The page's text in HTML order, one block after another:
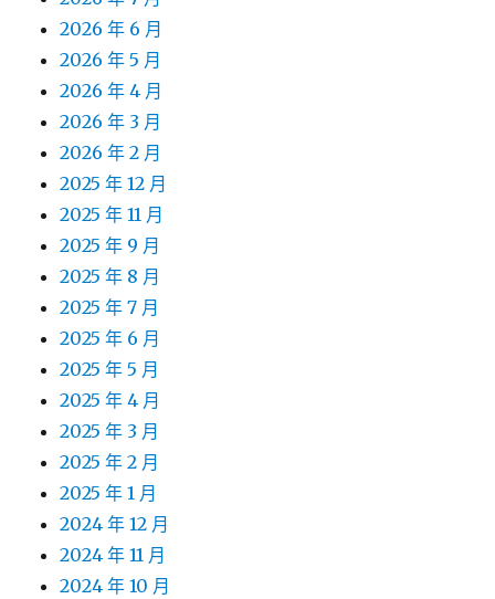
2026 年 6 月
2026 年 5 月
2026 年 4 月
2026 年 3 月
2026 年 2 月
2025 年 12 月
2025 年 11 月
2025 年 9 月
2025 年 8 月
2025 年 7 月
2025 年 6 月
2025 年 5 月
2025 年 4 月
2025 年 3 月
2025 年 2 月
2025 年 1 月
2024 年 12 月
2024 年 11 月
2024 年 10 月